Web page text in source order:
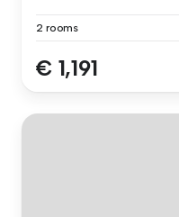
2 rooms
€ 1,191